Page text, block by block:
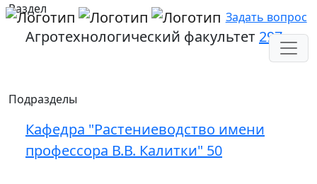
Задать вопрос
Раздел
Агротехнологический факультет 297
Подразделы
Кафедра "Растениеводство имени
профессора В.В. Калитки" 50